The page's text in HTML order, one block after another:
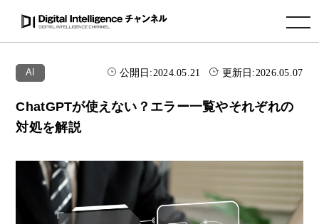
toggle navigation
AI 公開日:2024.05.21 更新日:2026.05.07
ChatGPTが使えない？エラー一覧やそれぞれの
対処を解説